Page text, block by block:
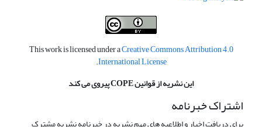
This work is licensed under aCreative Commons Attribution 4.0
International License
.
این نشریه از قوانین COPE پیروی می کند
اشتراک خبرنامه
برای دریافت اخبار و اطلاعیه های مهم نشریه در خبرنامه نشریه مشترک